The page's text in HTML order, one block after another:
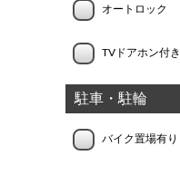
オートロック
TVドアホン付き
駐車・駐輪
バイク置場有り